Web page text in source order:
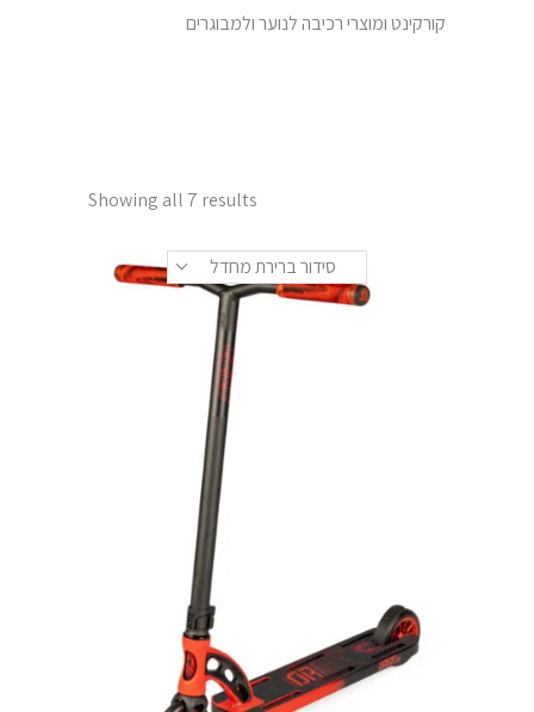
קורקינט ומוצרי רכיבה לנוער ולמבוגרים
Showing all 7 results
סידור ברירת מחדל